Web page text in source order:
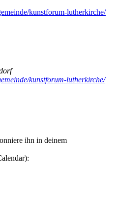
kunstforum-lutherkirche/
kunstforum-lutherkirche/
ihn in deinem